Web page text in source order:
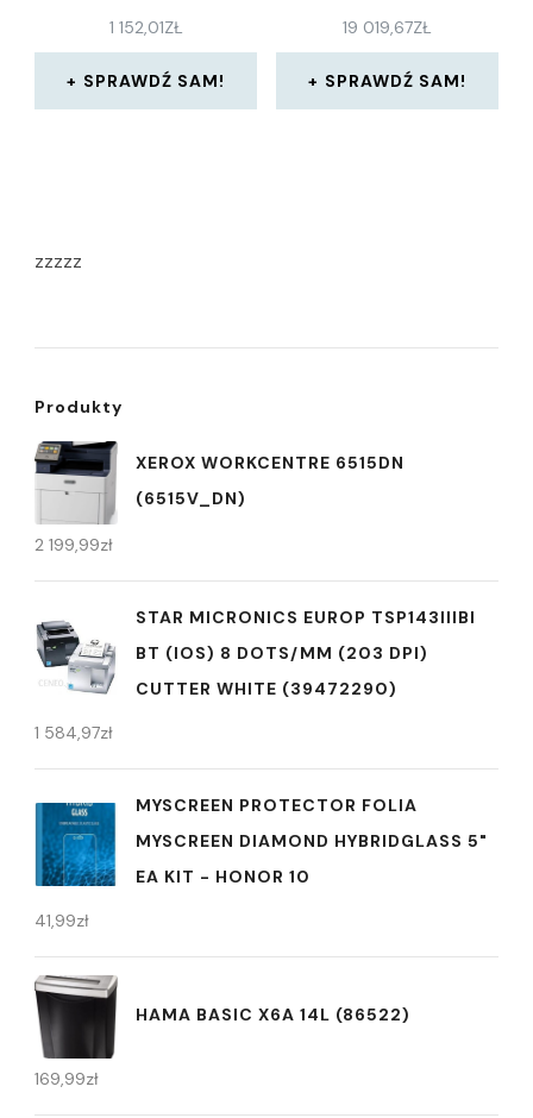
1 152,01ZŁ
SPRAWDŹ SAM!
(ZT42163T4E0000Z)
19 019,67ZŁ
SPRAWDŹ SAM!
zzzzz
Produkty
XEROX WORKCENTRE 6515DN
(6515V_DN)
2 199,99zł
STAR MICRONICS EUROP TSP143IIIBI
BT (IOS) 8 DOTS/MM (203 DPI)
CUTTER WHITE (39472290)
1 584,97zł
MYSCREEN PROTECTOR FOLIA
MYSCREEN DIAMOND HYBRIDGLASS 5"
EA KIT - HONOR 10
41,99zł
HAMA BASIC X6A 14L (86522)
169,99zł